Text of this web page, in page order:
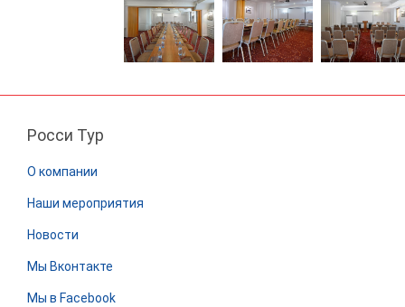
Росси Тур
О компании
Наши мероприятия
Новости
Мы Вконтакте
Мы в Facebook